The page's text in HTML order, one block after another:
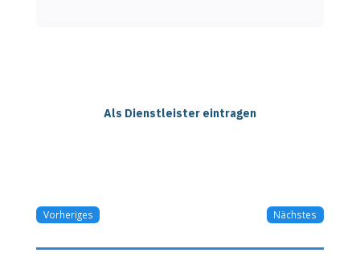
Als Dienstleister eintragen
Vorheriges Nächstes